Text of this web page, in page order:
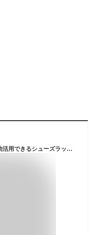
天馬 組立が簡単で玄関の省スペースを有効活用できるシューズラック くつ置けるん棚 5段 傘も一緒に収納できるスリム靴箱 シューズボックス 靴棚 【簡単組立】【幅36×奥行31×高さ85cm】